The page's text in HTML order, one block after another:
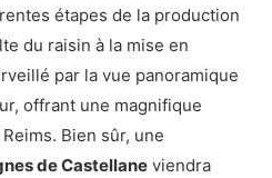
étapes de la production
du raisin à la mise en
par la vue panoramique
offrant une magnifique
Bien sûr, une
de Castellane viendra